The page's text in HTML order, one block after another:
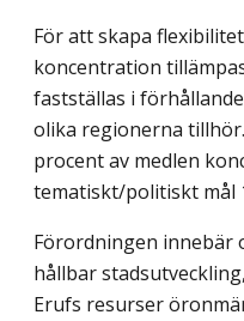
För att skapa
koncentration
fastställas i
olika regionerna
procent av medlen
tematiskt/politiskt mål
Förordningen innebär
hållbar
Erufs resurser